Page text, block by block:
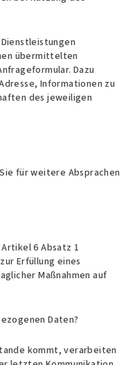
übermittelten
Dazu
Informationen zu
des jeweiligen
für weitere Absprachen
6 Absatz 1
Erfüllung eines
Maßnahmen auf
Daten?
kommt, verarbeiten